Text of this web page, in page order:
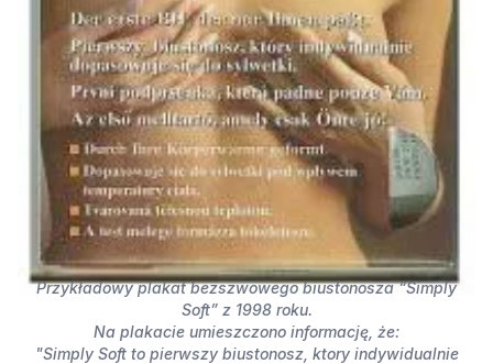
Przykładowy plakat bezszwowego biustonosza “Simply
Soft” z 1998 roku.
Na plakacie umieszczono informację, że:
"Simply Soft to pierwszy biustonosz, ktory indywidualnie